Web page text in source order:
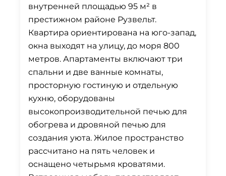
внутренней площадью 95 м² в
престижном районе Рузвельт.
Квартира ориентирована на юго-запад,
окна выходят на улицу, до моря 800
метров. Апартаменты включают три
спальни и две ванные комнаты,
просторную гостиную и отдельную
кухню, оборудованы
высокопроизводительной печью для
обогрева и дровяной печью для
создания уюта. Жилое пространство
рассчитано на пять человек и
оснащено четырьмя кроватями.